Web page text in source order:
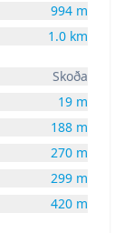
994 m
1.0 km
Skoða
19 m
188 m
270 m
299 m
420 m